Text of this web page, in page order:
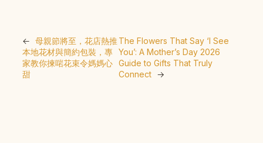
← 母親節將至，花店熱推
本地花材與簡約包裝，專
家教你揀啱花束令媽媽心
甜
The Flowers That Say ‘I See
You’: A Mother’s Day 2026
Guide to Gifts That Truly
Connect →